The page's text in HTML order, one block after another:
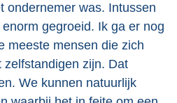
ondernemer was. Intussen
gegroeid. Ik ga er nog
meeste mensen die zich
zelfstandigen zijn. Dat
We kunnen natuurlijk